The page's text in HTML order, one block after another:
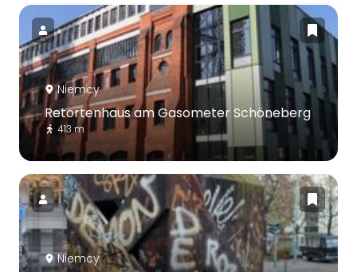
Niemcy
Retortenhaus am Gasometer Schöneberg
413 m
Niemcy